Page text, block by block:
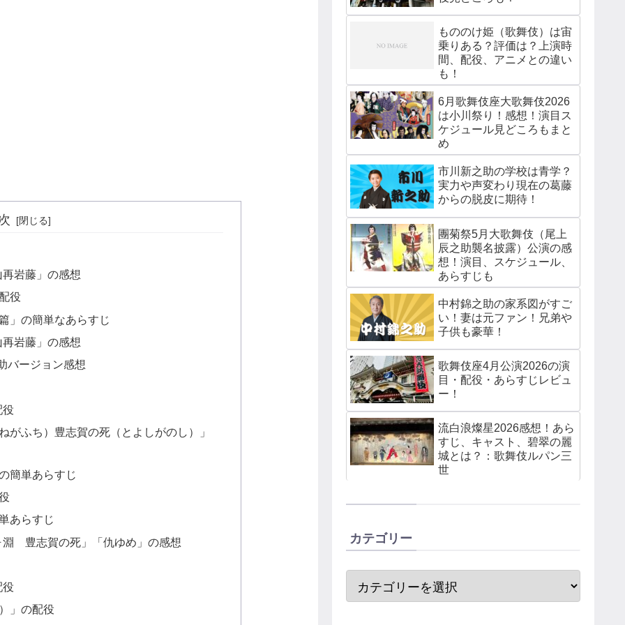
岩藤」の感想
役
」の簡単なあらすじ
岩藤」の感想
バージョン感想
役
がふち）豊志賀の死（とよしがのし）」
簡単あらすじ
あらすじ
淵 豊志賀の死」「仇ゆめ」の感想
役
」の配役
もののけ姫（歌舞伎）は宙
乗りある？評価は？上演時
間、配役、アニメとの違い
も！
6月歌舞伎座大歌舞伎2026
は小川祭り！感想！演目ス
ケジュール見どころもまと
め
市川新之助の学校は青学？
実力や声変わり現在の葛藤
からの脱皮に期待！
團菊祭5月大歌舞伎（尾上
辰之助襲名披露）公演の感
想！演目、スケジュール、
あらすじも
中村錦之助の家系図がすご
い！妻は元ファン！兄弟や
子供も豪華！
歌舞伎座4月公演2026の演
目・配役・あらすじレビュ
ー！
流白浪燦星2026感想！あら
すじ、キャスト、碧翠の麗
城とは？：歌舞伎ルパン三
世
カテゴリー